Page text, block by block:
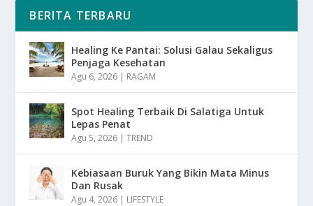
BERITA TERBARU
Healing Ke Pantai: Solusi Galau Sekaligus
Penjaga Kesehatan
Agu 6, 2026 | RAGAM
Spot Healing Terbaik Di Salatiga Untuk
Lepas Penat
Agu 5, 2026 |TREND
Kebiasaan Buruk Yang Bikin Mata Minus
Dan Rusak
Agu 4, 2026 | LIFESTYLE